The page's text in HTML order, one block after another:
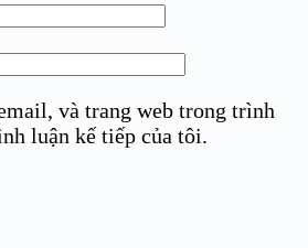
và trang web trong trình
luận kế tiếp của tôi.